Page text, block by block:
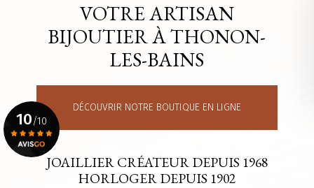
VOTRE ARTISAN
BIJOUTIER À THONON-
LES-BAINS
DÉCOUVRIR NOTRE BOUTIQUE EN LIGNE
JOAILLIER CRÉATEUR DEPUIS 1968
HORLOGER DEPUIS 1902
10/10
Voir le certificat